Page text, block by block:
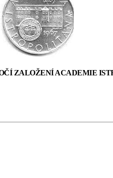
ZALOŽENÍ ACADEMIE